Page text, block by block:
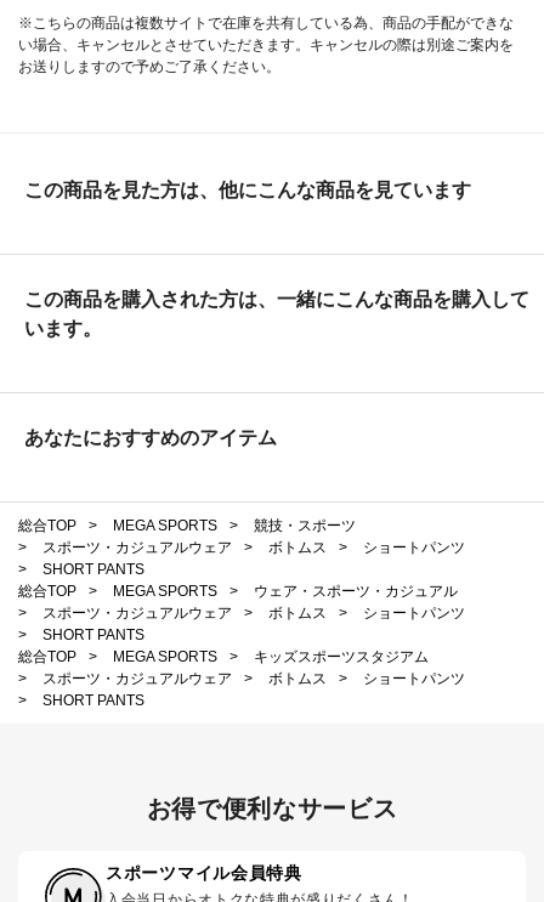
※こちらの商品は複数サイトで在庫を共有している為、商品の手配ができな
い場合、キャンセルとさせていただきます。キャンセルの際は別途ご案内を
お送りしますので予めご了承ください。
この商品を見た方は、他にこんな商品を見ています
この商品を購入された方は、一緒にこんな商品を購入して
います。
あなたにおすすめのアイテム
総合TOP > MEGA SPORTS >
競技・スポーツ
>
スポーツ・カジュアルウェア > ボトムス >
ショートパンツ
>
SHORT PANTS
総合TOP
> MEGA SPORTS >
ウェア・スポーツ・カジュアル
>
スポーツ・カジュアルウェア > ボトムス >
ショートパンツ
>
SHORT PANTS
総合TOP
> MEGA SPORTS >
キッズスポーツスタジアム
>
スポーツ・カジュアルウェア > ボトムス >
ショートパンツ
>
SHORT PANTS
お得で便利なサービス
スポーツマイル会員特典